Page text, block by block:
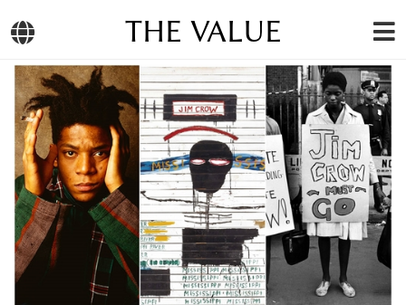
THE VALUE